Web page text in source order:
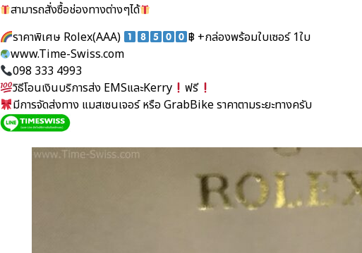
สามารถสั่งซื้อช่องทางต่างๆได้
ราคาพิเศษ Rolex(AAA)
฿ +กล่องพร้อมใบเซอร์ 1ใบ
www.Time-Swiss.com
098 333 4993
วิธีโอนเงินบริการส่ง EMSและKerry
ฟรี
มีการจัดส่งทาง แมสเซนเจอร์ หรือ GrabBike ราคาตามระยะทางครับ